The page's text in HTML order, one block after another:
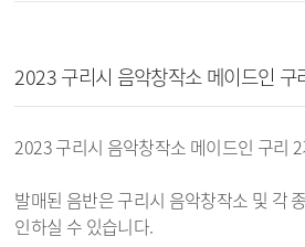
2023 구리시 음악창작소 메이드인
2023 구리시 음악창작소 메이드인 구리
발매된 음반은 구리시 음악창작소 및 각
인하실 수 있습니다.